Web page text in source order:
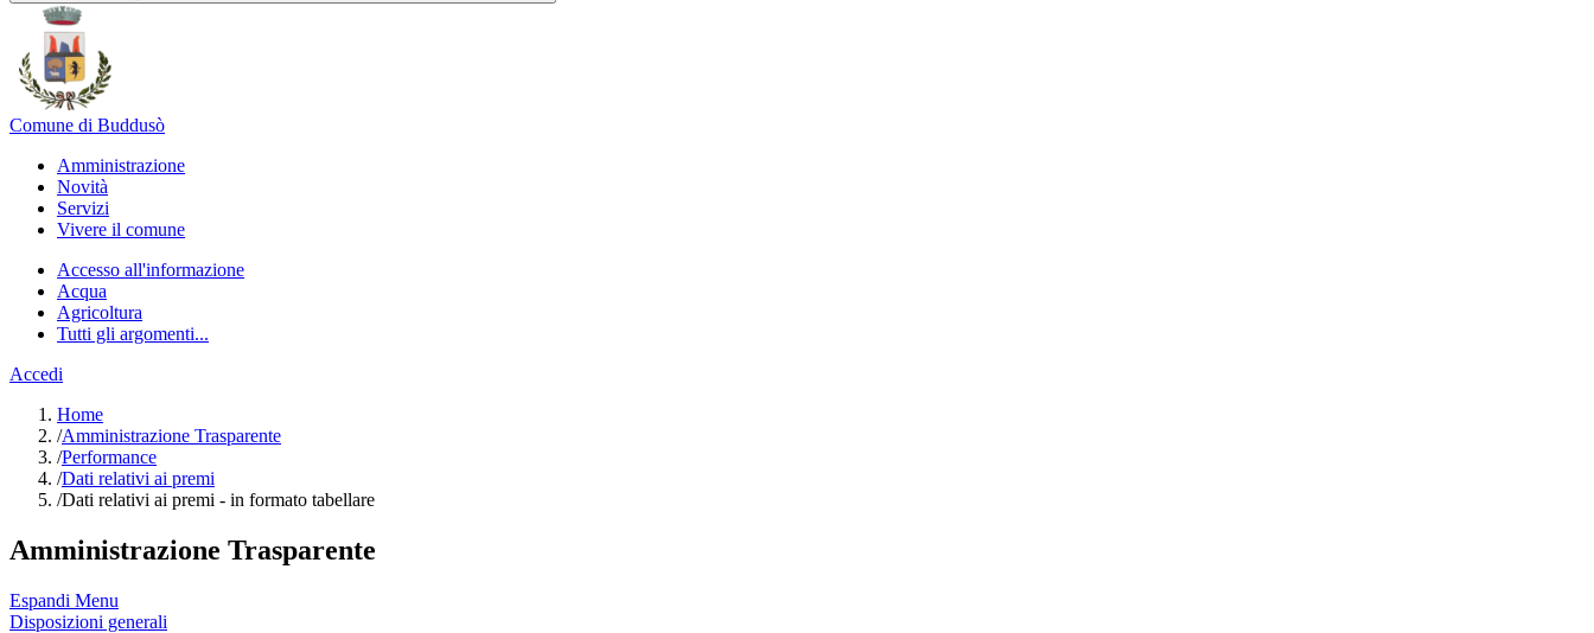
Comune di Buddusò
Amministrazione
Novità
Servizi
Vivere il comune
Accesso all'informazione
Acqua
Agricoltura
Tutti gli argomenti...
Accedi
Home
/Amministrazione Trasparente
/Performance
/Dati relativi ai premi
/Dati relativi ai premi - in formato tabellare
Amministrazione Trasparente
Espandi Menu
Disposizioni generali